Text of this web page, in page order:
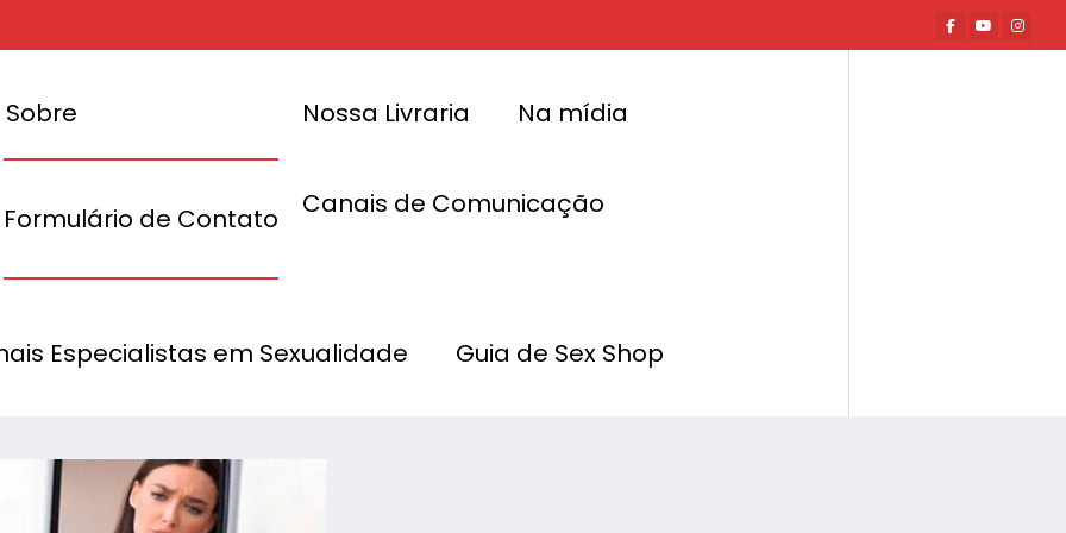
Sobre
Formulário de Contato
Nossa Livraria Na mídia
Canais de Comunicação
Especialistas em Sexualidade Guia de Sex Shop
pode